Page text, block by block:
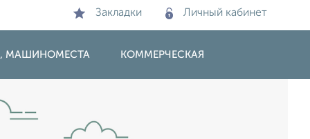
Закладки Личный кабинет
МАШИНОМЕСТА КОММЕРЧЕСКАЯ